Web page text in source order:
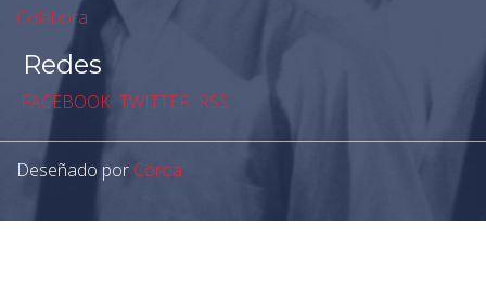
Colabora
Redes
FACEBOOK TWITTER RSS
Deseñado por Coroa